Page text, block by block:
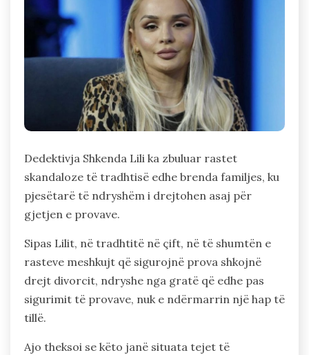
Dedektivja Shkenda Lili ka zbuluar rastet
skandaloze të tradhtisë edhe brenda familjes, ku
pjesëtarë të ndryshëm i drejtohen asaj për
gjetjen e provave.
Sipas Lilit, në tradhtitë në çift, në të shumtën e
rasteve meshkujt që sigurojnë prova shkojnë
drejt divorcit, ndryshe nga gratë që edhe pas
sigurimit të provave, nuk e ndërmarrin një hap të
tillë.
Ajo theksoi se këto janë situata tejet të